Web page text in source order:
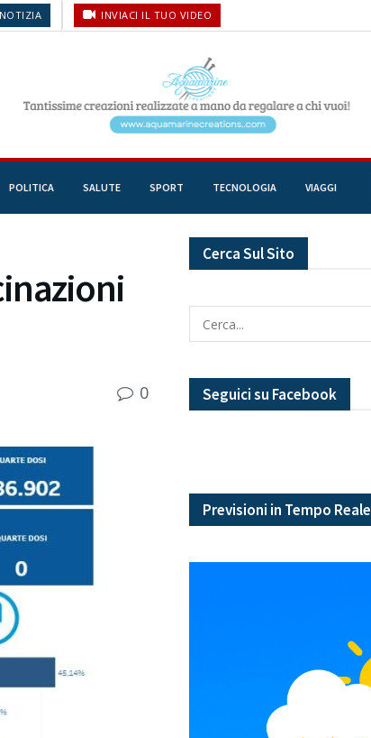
INVIACI IL TUO VIDEO
POLITICA SALUTE SPORT TECNOLOGIA VIAGGI
0
Cerca Sul Sito
Seguici su Facebook
Previsioni in Tempo Reale